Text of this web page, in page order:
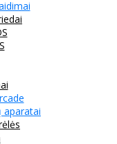
aparatai